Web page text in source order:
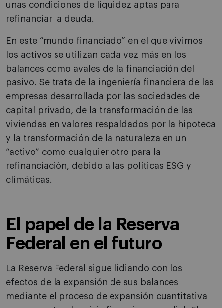
unas condiciones de liquidez aptas para
refinanciar la deuda.
En este “mundo financiado” en el que vivimos
los activos se utilizan cada vez más en los
balances como avales de la financiación del
pasivo. Se trata de la ingeniería financiera de las
empresas desarrollada por las sociedades de
capital privado, de la transformación de las
viviendas en valores respaldados por la hipoteca
y la transformación de la naturaleza en un
“activo” como cualquier otro para la
refinanciación, debido a las políticas ESG y
climáticas.
El papel de la Reserva
Federal en el futuro
La Reserva Federal sigue lidiando con los
efectos de la expansión de sus balances
mediante el proceso de expansión cuantitativa